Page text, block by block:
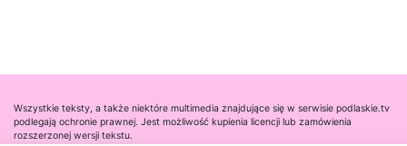
Wszystkie teksty, a także niektóre multimedia znajdujące się w serwisie podlaskie.tv
podlegają ochronie prawnej. Jest możliwość kupienia licencji lub zamówienia
rozszerzonej wersji tekstu.